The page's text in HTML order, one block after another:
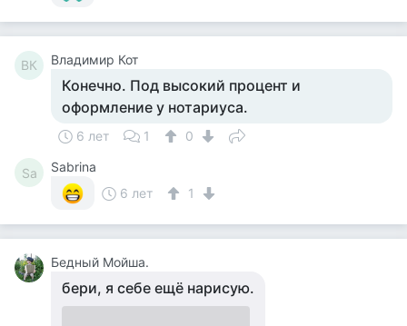
ВК Владимир Кот
Конечно. Под высокий процент и
оформление у нотариуса.
6 лет 1 0
Sa
Sabrina
6 лет
1
Бедный Мойша.
бери, я себе ещё нарисую.